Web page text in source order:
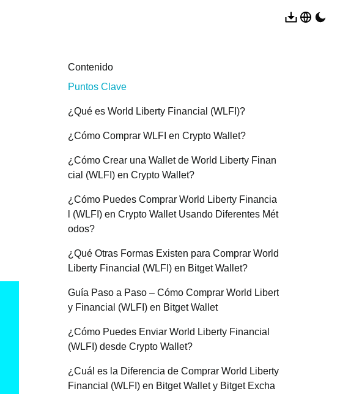
Contenido
Puntos Clave
¿Qué es World Liberty Financial (WLFI)?
¿Cómo Comprar WLFI en Crypto Wallet?
¿Cómo Crear una Wallet de World Liberty Finan
cial (WLFI) en Crypto Wallet?
¿Cómo Puedes Comprar World Liberty Financia
l (WLFI) en Crypto Wallet Usando Diferentes Mét
odos?
¿Qué Otras Formas Existen para Comprar World
Liberty Financial (WLFI) en Bitget Wallet?
Guía Paso a Paso – Cómo Comprar World Libert
y Financial (WLFI) en Bitget Wallet
¿Cómo Puedes Enviar World Liberty Financial
(WLFI) desde Crypto Wallet?
¿Cuál es la Diferencia de Comprar World Liberty
Financial (WLFI) en Bitget Wallet y Bitget Excha